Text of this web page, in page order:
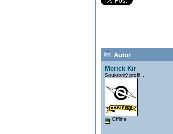
Autor
Merick Kir
Soukromý profil ...
Offline